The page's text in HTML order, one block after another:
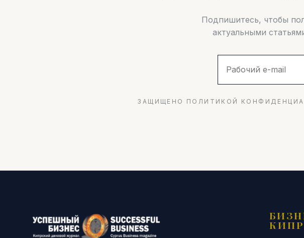
Подпишитесь, чтобы
актуальными
ЗАЩИЩЕНО ПОЛИТИКОЙ